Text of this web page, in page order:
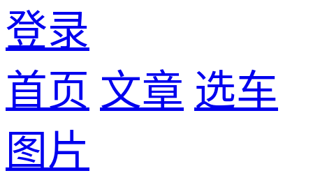
登录
首页 文章 选车
图片